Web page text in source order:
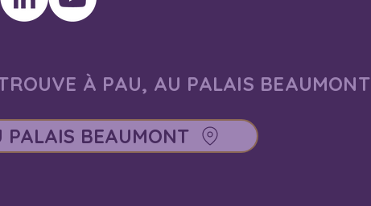
À PAU, AU PALAIS BEAUMONT
PALAIS BEAUMONT